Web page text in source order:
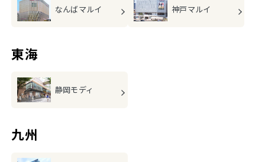
なんばマルイ 神戸マルイ
東海
静岡モディ
九州